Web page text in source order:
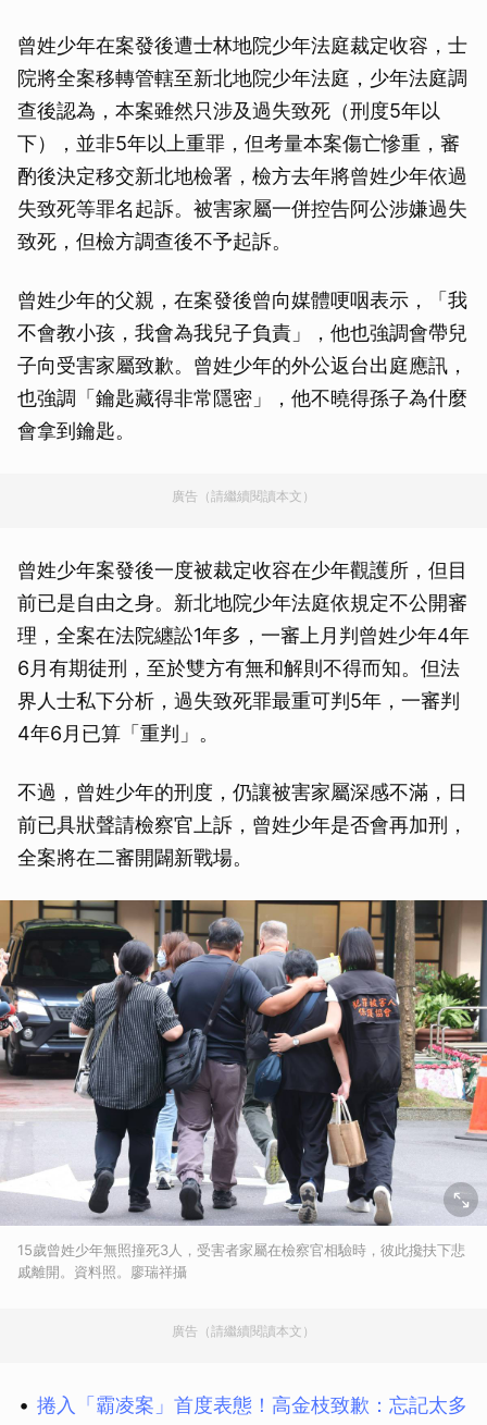
曾姓少年在案發後遭士林地院少年法庭裁定收容，士
院將全案移轉管轄至新北地院少年法庭，少年法庭調
查後認為，本案雖然只涉及過失致死（刑度5年以
下），並非5年以上重罪，但考量本案傷亡慘重，審
酌後決定移交新北地檢署，檢方去年將曾姓少年依過
失致死等罪名起訴。被害家屬一併控告阿公涉嫌過失
致死，但檢方調查後不予起訴。
曾姓少年的父親，在案發後曾向媒體哽咽表示，「我
不會教小孩，我會為我兒子負責」，他也強調會帶兒
子向受害家屬致歉。曾姓少年的外公返台出庭應訊，
也強調「鑰匙藏得非常隱密」，他不曉得孫子為什麼
會拿到鑰匙。
廣告（請繼續閱讀本文）
曾姓少年案發後一度被裁定收容在少年觀護所，但目
前已是自由之身。新北地院少年法庭依規定不公開審
理，全案在法院纏訟1年多，一審上月判曾姓少年4年
6月有期徒刑，至於雙方有無和解則不得而知。但法
界人士私下分析，過失致死罪最重可判5年，一審判
4年6月已算「重判」。
不過，曾姓少年的刑度，仍讓被害家屬深感不滿，日
前已具狀聲請檢察官上訴，曾姓少年是否會再加刑，
全案將在二審開闢新戰場。
15歲曾姓少年無照撞死3人，受害者家屬在檢察官相驗時，彼此攙扶下悲
戚離開。資料照。廖瑞祥攝
廣告（請繼續閱讀本文）
捲入「霸凌案」首度表態！高金枝致歉：忘記太多